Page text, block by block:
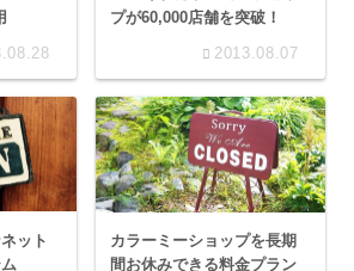
プが60,000店舗を突破！
2013.08.07
ット
カラーミーショップを長期
間お休みできる料金プラン